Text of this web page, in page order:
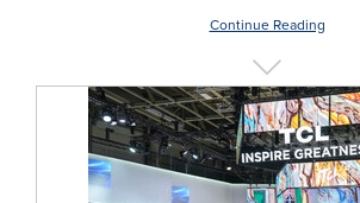
Continue Reading